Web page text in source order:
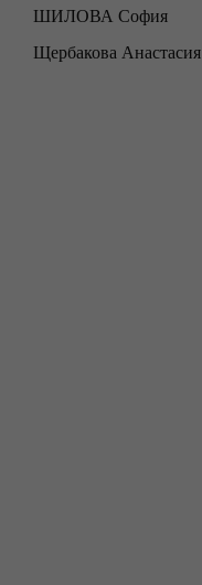
ШИЛОВА София
Щербакова Анастасия